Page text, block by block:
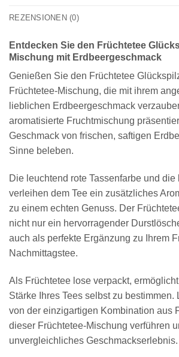
REZENSIONEN (0)
Entdecken Sie den Früchtetee
Mischung mit Erdbeergeschmack
Genießen Sie den Früchtetee
Früchtetee-Mischung, die mit ihrem
lieblichen Erdbeergeschmack
aromatisierte Fruchtmischung
Geschmack von frischen, saftigen
Sinne beleben.
Die leuchtend rote Tassenfarbe und
verleihen dem Tee ein zusätzliches
zu einem echten Genuss. Der
nicht nur ein hervorragender
auch als perfekte Ergänzung zu Ihrem
Nachmittagstee.
Als Früchtetee lose verpackt,
Stärke Ihres Tees selbst zu bestimmen.
von der einzigartigen Kombination aus
dieser Früchtetee-Mischung verführen
unvergleichliches Geschmackserlebnis.